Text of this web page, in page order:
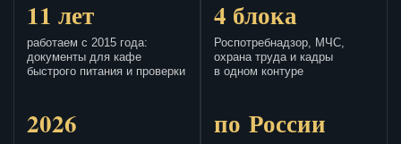
11 лет
работаем с 2015 года:
документы для кафе
быстрого питания и проверки
4 блока
Роспотребнадзор, МЧС,
охрана труда и кадры
в одном контуре
2026 по России